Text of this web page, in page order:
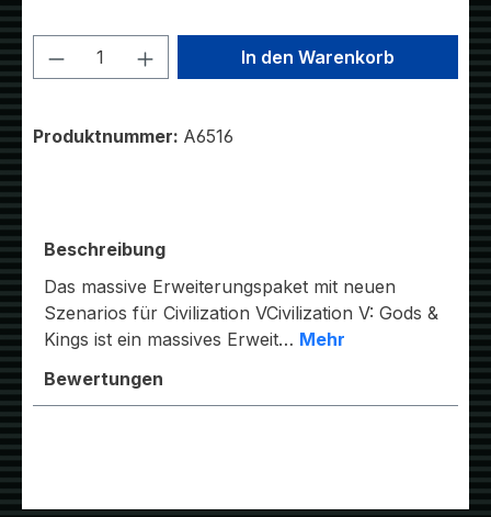
Produkt Anzahl: Gib den
In den Warenkorb
Produktnummer: A6516
Beschreibung
Das massive Erweiterungspaket mit neuen
Szenarios für Civilization VCivilization V: Gods &
Kings ist ein massives Erweit… Mehr
Bewertungen